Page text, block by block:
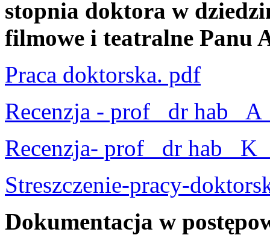
stopnia doktora w
filmowe i teatralne Panu
Praca doktorska. pdf
Recenzja - prof_ dr hab_
Recenzja- prof_ dr hab_
Streszczenie-pracy-
Dokumentacja w